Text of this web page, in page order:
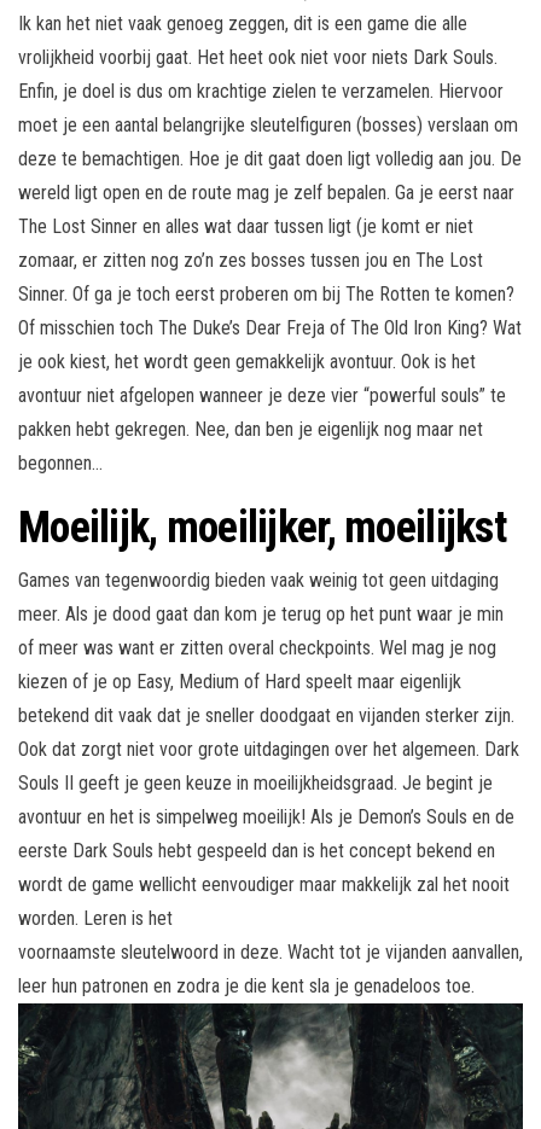
Ik kan het niet vaak genoeg zeggen, dit is een game die alle
vrolijkheid voorbij gaat. Het heet ook niet voor niets Dark Souls.
Enfin, je doel is dus om krachtige zielen te verzamelen. Hiervoor
moet je een aantal belangrijke sleutelfiguren (bosses) verslaan om
deze te bemachtigen. Hoe je dit gaat doen ligt volledig aan jou. De
wereld ligt open en de route mag je zelf bepalen. Ga je eerst naar
The Lost Sinner en alles wat daar tussen ligt (je komt er niet
zomaar, er zitten nog zo’n zes bosses tussen jou en The Lost
Sinner. Of ga je toch eerst proberen om bij The Rotten te komen?
Of misschien toch The Duke’s Dear Freja of The Old Iron King? Wat
je ook kiest, het wordt geen gemakkelijk avontuur. Ook is het
avontuur niet afgelopen wanneer je deze vier “powerful souls” te
pakken hebt gekregen. Nee, dan ben je eigenlijk nog maar net
begonnen…
Moeilijk, moeilijker, moeilijkst
Games van tegenwoordig bieden vaak weinig tot geen uitdaging
meer. Als je dood gaat dan kom je terug op het punt waar je min
of meer was want er zitten overal checkpoints. Wel mag je nog
kiezen of je op Easy, Medium of Hard speelt maar eigenlijk
betekend dit vaak dat je sneller doodgaat en vijanden sterker zijn.
Ook dat zorgt niet voor grote uitdagingen over het algemeen. Dark
Souls II geeft je geen keuze in moeilijkheidsgraad. Je begint je
avontuur en het is simpelweg moeilijk! Als je Demon’s Souls en de
eerste Dark Souls hebt gespeeld dan is het concept bekend en
wordt de game wellicht eenvoudiger maar makkelijk zal het nooit
worden. Leren is het
voornaamste sleutelwoord in deze. Wacht tot je vijanden aanvallen,
leer hun patronen en zodra je die kent sla je genadeloos toe.